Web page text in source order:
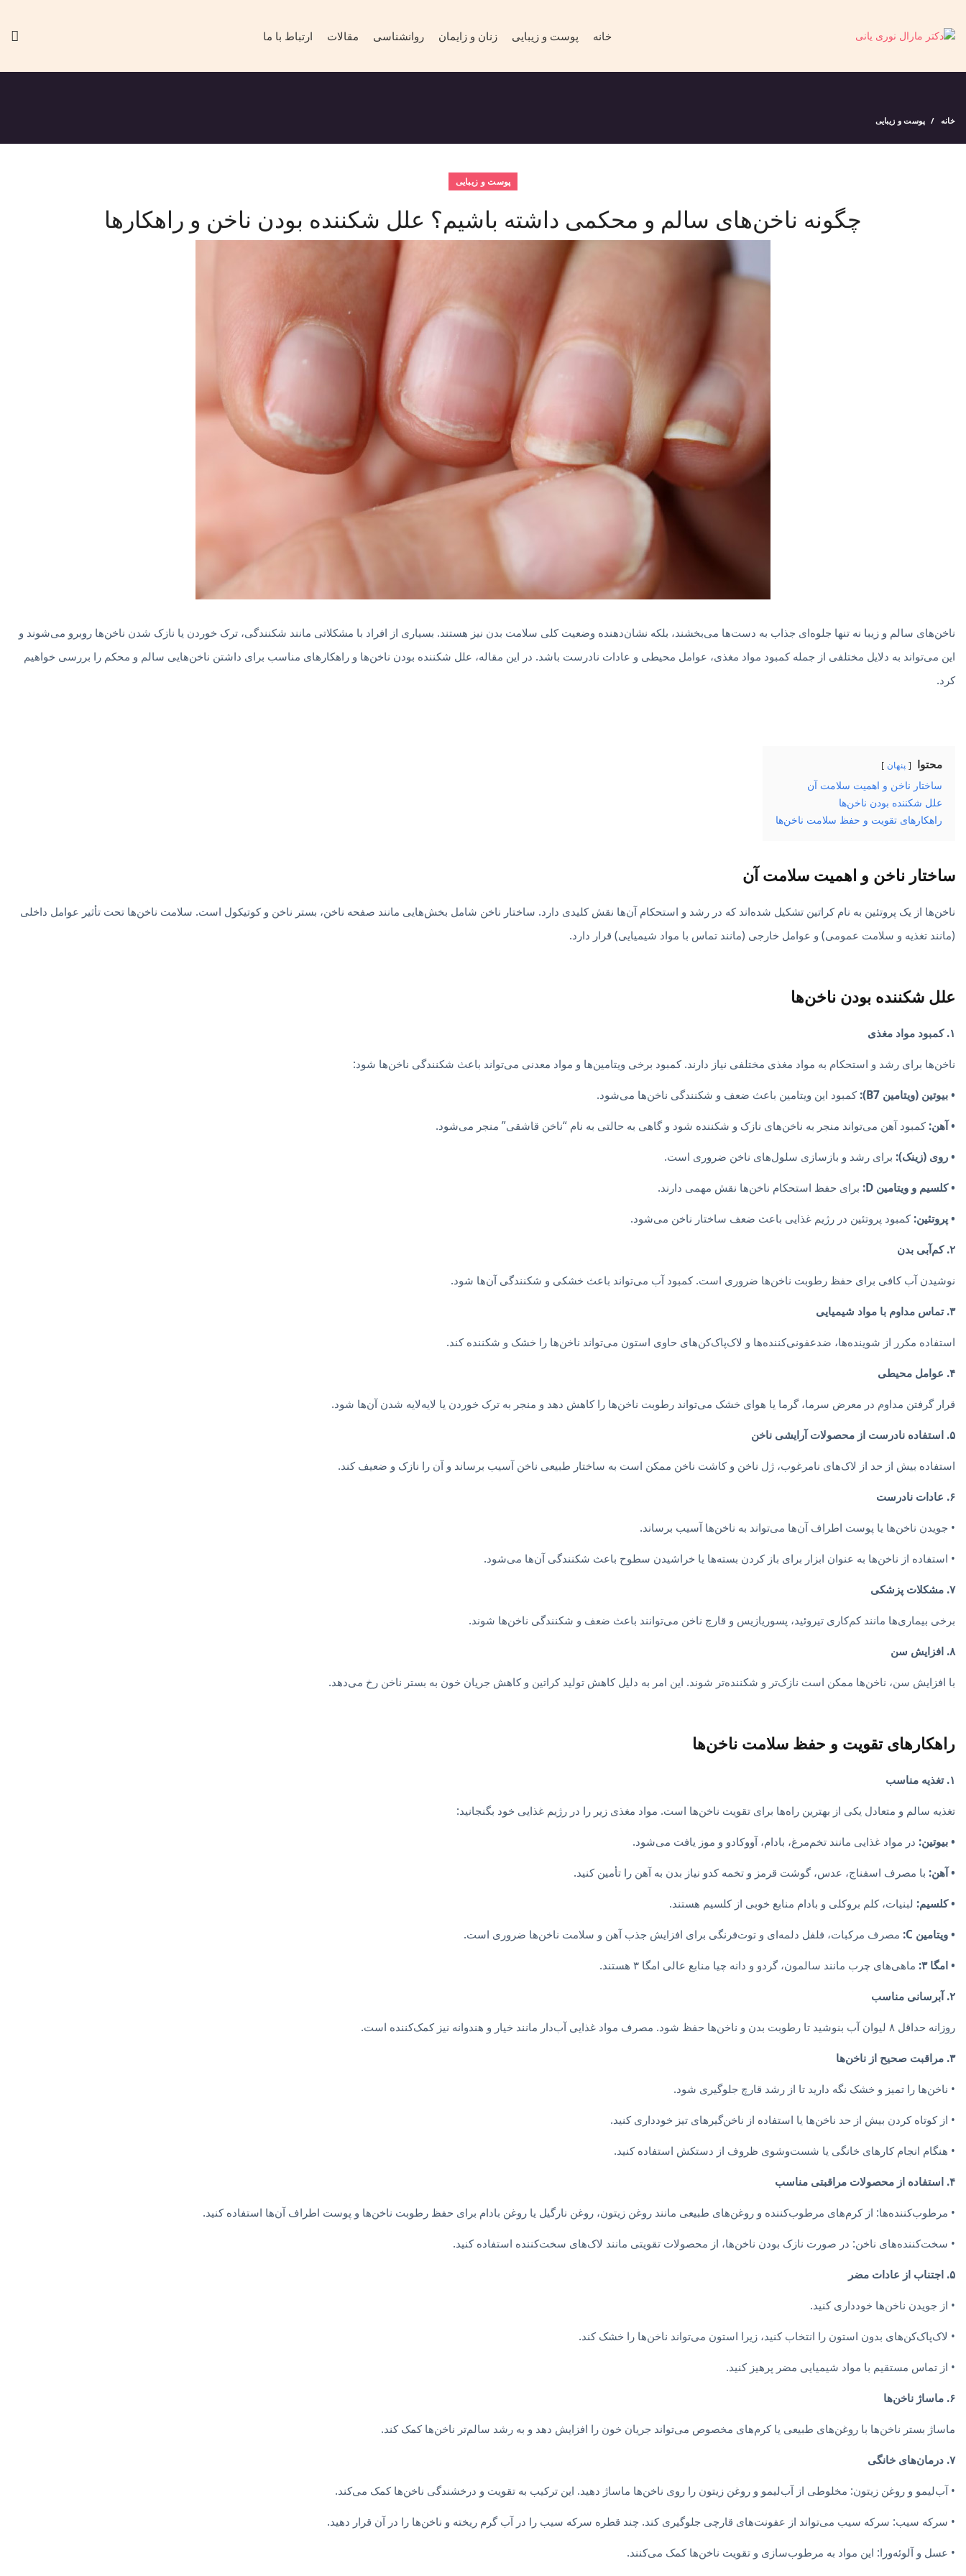
خانه پوست و زیبایی زنان و زایمان روانشناسی مقالات ارتباط با ما
خانه پوست و زیبایی
پوست و زیبایی
چگونه ناخن‌های سالم و محکمی داشته باشیم؟ علل شکننده بودن ناخن و راهکارها
ناخن‌های سالم و زیبا نه تنها جلوه‌ای جذاب به دست‌ها می‌بخشند، بلکه نشان‌دهنده وضعیت کلی سلامت بدن نیز هستند. بسیاری از افراد با مشکلاتی مانند شکنندگی، ترک خوردن یا نازک شدن ناخن‌ها روبرو می‌شوند و
این می‌تواند به دلایل مختلفی از جمله کمبود مواد مغذی، عوامل محیطی و عادات نادرست باشد. در این مقاله، علل شکننده بودن ناخن‌ها و راهکارهای مناسب برای داشتن ناخن‌هایی سالم و محکم را بررسی خواهیم
کرد.
محتوا پنهان
ساختار ناخن و اهمیت سلامت آن
علل شکننده بودن ناخن‌ها
راهکارهای تقویت و حفظ سلامت ناخن‌ها
ساختار ناخن و اهمیت سلامت آن
ناخن‌ها از یک پروتئین به نام کراتین تشکیل شده‌اند که در رشد و استحکام آن‌ها نقش کلیدی دارد. ساختار ناخن شامل بخش‌هایی مانند صفحه ناخن، بستر ناخن و کوتیکول است. سلامت ناخن‌ها تحت تأثیر عوامل داخلی
(مانند تغذیه و سلامت عمومی) و عوامل خارجی (مانند تماس با مواد شیمیایی) قرار دارد.
علل شکننده بودن ناخن‌ها
۱. کمبود مواد مغذی
ناخن‌ها برای رشد و استحکام به مواد مغذی مختلفی نیاز دارند. کمبود برخی ویتامین‌ها و مواد معدنی می‌تواند باعث شکنندگی ناخن‌ها شود:
• بیوتین (ویتامین B7): کمبود این ویتامین باعث ضعف و شکنندگی ناخن‌ها می‌شود.
• آهن:کمبود آهن می‌تواند منجر به ناخن‌های نازک و شکننده شود و گاهی به حالتی به نام “ناخن قاشقی” منجر می‌شود.
• روی (زینک): برای رشد و بازسازی سلول‌های ناخن ضروری است.
• کلسیم و ویتامین D: برای حفظ استحکام ناخن‌ها نقش مهمی دارند.
• پروتئین:کمبود پروتئین در رژیم غذایی باعث ضعف ساختار ناخن می‌شود.
۲. کم‌آبی بدن
نوشیدن آب کافی برای حفظ رطوبت ناخن‌ها ضروری است. کمبود آب می‌تواند باعث خشکی و شکنندگی آن‌ها شود.
۳. تماس مداوم با مواد شیمیایی
استفاده مکرر از شوینده‌ها، ضدعفونی‌کننده‌ها و لاک‌پاک‌کن‌های حاوی استون می‌تواند ناخن‌ها را خشک و شکننده کند.
۴. عوامل محیطی
قرار گرفتن مداوم در معرض سرما، گرما یا هوای خشک می‌تواند رطوبت ناخن‌ها را کاهش دهد و منجر به ترک خوردن یا لایه‌لایه شدن آن‌ها شود.
۵. استفاده نادرست از محصولات آرایشی ناخن
استفاده بیش از حد از لاک‌های نامرغوب، ژل ناخن و کاشت ناخن ممکن است به ساختار طبیعی ناخن آسیب برساند و آن را نازک و ضعیف کند.
۶. عادات نادرست
• جویدن ناخن‌ها یا پوست اطراف آن‌ها می‌تواند به ناخن‌ها آسیب برساند.
• استفاده از ناخن‌ها به عنوان ابزار برای باز کردن بسته‌ها یا خراشیدن سطوح باعث شکنندگی آن‌ها می‌شود.
۷. مشکلات پزشکی
برخی بیماری‌ها مانند کم‌کاری تیروئید، پسوریازیس و قارچ ناخن می‌توانند باعث ضعف و شکنندگی ناخن‌ها شوند.
۸. افزایش سن
با افزایش سن، ناخن‌ها ممکن است نازک‌تر و شکننده‌تر شوند. این امر به دلیل کاهش تولید کراتین و کاهش جریان خون به بستر ناخن رخ می‌دهد.
راهکارهای تقویت و حفظ سلامت ناخن‌ها
۱. تغذیه مناسب
تغذیه سالم و متعادل یکی از بهترین راه‌ها برای تقویت ناخن‌ها است. مواد مغذی زیر را در رژیم غذایی خود بگنجانید:
• بیوتین: در مواد غذایی مانند تخم‌مرغ، بادام، آووکادو و موز یافت می‌شود.
• آهن: با مصرف اسفناج، عدس، گوشت قرمز و تخمه کدو نیاز بدن به آهن را تأمین کنید.
• کلسیم: لبنیات، کلم بروکلی و بادام منابع خوبی از کلسیم هستند.
• ویتامین C: مصرف مرکبات، فلفل دلمه‌ای و توت‌فرنگی برای افزایش جذب آهن و سلامت ناخن‌ها ضروری است.
• امگا ۳: ماهی‌های چرب مانند سالمون، گردو و دانه چیا منابع عالی امگا ۳ هستند.
۲. آبرسانی مناسب
روزانه حداقل ۸ لیوان آب بنوشید تا رطوبت بدن و ناخن‌ها حفظ شود. مصرف مواد غذایی آب‌دار مانند خیار و هندوانه نیز کمک‌کننده است.
۳. مراقبت صحیح از ناخن‌ها
• ناخن‌ها را تمیز و خشک نگه دارید تا از رشد قارچ جلوگیری شود.
• از کوتاه کردن بیش از حد ناخن‌ها یا استفاده از ناخن‌گیرهای تیز خودداری کنید.
• هنگام انجام کارهای خانگی یا شست‌وشوی ظروف از دستکش استفاده کنید.
۴. استفاده از محصولات مراقبتی مناسب
• مرطوب‌کننده‌ها: از کرم‌های مرطوب‌کننده و روغن‌های طبیعی مانند روغن زیتون، روغن نارگیل یا روغن بادام برای حفظ رطوبت ناخن‌ها و پوست اطراف آن‌ها استفاده کنید.
• سخت‌کننده‌های ناخن: در صورت نازک بودن ناخن‌ها، از محصولات تقویتی مانند لاک‌های سخت‌کننده استفاده کنید.
۵. اجتناب از عادات مضر
• از جویدن ناخن‌ها خودداری کنید.
• لاک‌پاک‌کن‌های بدون استون را انتخاب کنید، زیرا استون می‌تواند ناخن‌ها را خشک کند.
• از تماس مستقیم با مواد شیمیایی مضر پرهیز کنید.
۶. ماساژ ناخن‌ها
ماساژ بستر ناخن‌ها با روغن‌های طبیعی یا کرم‌های مخصوص می‌تواند جریان خون را افزایش دهد و به رشد سالم‌تر ناخن‌ها کمک کند.
۷. درمان‌های خانگی
• آب‌لیمو و روغن زیتون: مخلوطی از آب‌لیمو و روغن زیتون را روی ناخن‌ها ماساژ دهید. این ترکیب به تقویت و درخشندگی ناخن‌ها کمک می‌کند.
• سرکه سیب: سرکه سیب می‌تواند از عفونت‌های قارچی جلوگیری کند. چند قطره سرکه سیب را در آب گرم ریخته و ناخن‌ها را در آن قرار دهید.
• عسل و آلوئه‌ورا: این مواد به مرطوب‌سازی و تقویت ناخن‌ها کمک می‌کنند.